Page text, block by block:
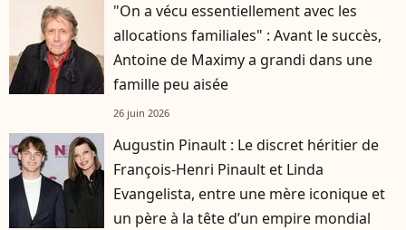
"On a vécu essentiellement avec les
allocations familiales" : Avant le succès,
Antoine de Maximy a grandi dans une
famille peu aisée
26 juin 2026
Augustin Pinault : Le discret héritier de
François-Henri Pinault et Linda
Evangelista, entre une mère iconique et
un père à la tête d’un empire mondial